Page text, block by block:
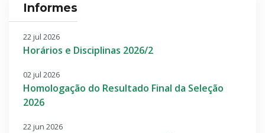
Informes
22 jul 2026
Horários e Disciplinas 2026/2
02 jul 2026
Homologação do Resultado Final da Seleção
2026
22 jun 2026